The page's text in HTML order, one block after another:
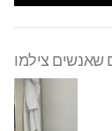
שאנשים צילמו